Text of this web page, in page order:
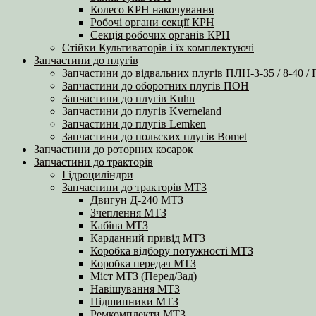
Колесо КРН накочування
Робочі органи секції КРН
Секція робочих органів КРН
Стійки Культиваторів і їх комплектуючі
Запчастини до плугів
Запчастини до відвальних плугів ПЛН-3-35 / 8-40
Запчастини до оборотних плугів ПОН
Запчастини до плугів Kuhn
Запчастини до плугів Kverneland
Запчастини до плугів Lemken
Запчастини до польских плугів Bomet
Запчастини до роторних косарок
Запчастини до тракторів
Гідроциліндри
Запчастини до тракторів МТЗ
Двигун Д-240 МТЗ
Зчеплення МТЗ
Кабіна МТЗ
Карданний привід МТЗ
Коробка відбору потужності МТЗ
Коробка передач МТЗ
Міст МТЗ (Перед/Зад)
Навішування МТЗ
Підшипники МТЗ